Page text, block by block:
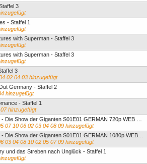
3
- Staffel 1
with Superman - Staffel 3
with Superman - Staffel 3
3
02 04 03 hinzugefügt
Germany - Staffel 2
hinzugefügt
- Staffel 1
hinzugefügt
07 10 06 02 03 04 08 09 hinzugefügt
03 04 08 10 02 05 07 09 hinzugefügt
und das Streben nach Unglück - Staffel 1